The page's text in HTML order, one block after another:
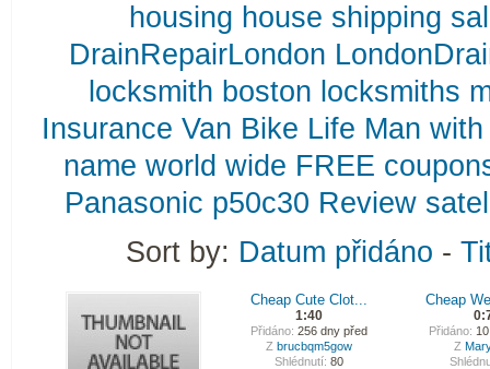
housing house shipping
DrainRepairLondon
locksmith boston locksmiths
Insurance Van Bike Life Man with
name world wide FREE
Panasonic p50c30 Review
Sort by: Datum přidáno -
Cheap Cute Clot...
1:40
Přidáno: 256 dny před
Z brucbqm5gow
Shlédnutí: 80
Cheap
Přidáno:
Z